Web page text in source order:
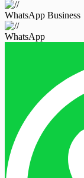
WhatsApp Business
WhatsApp